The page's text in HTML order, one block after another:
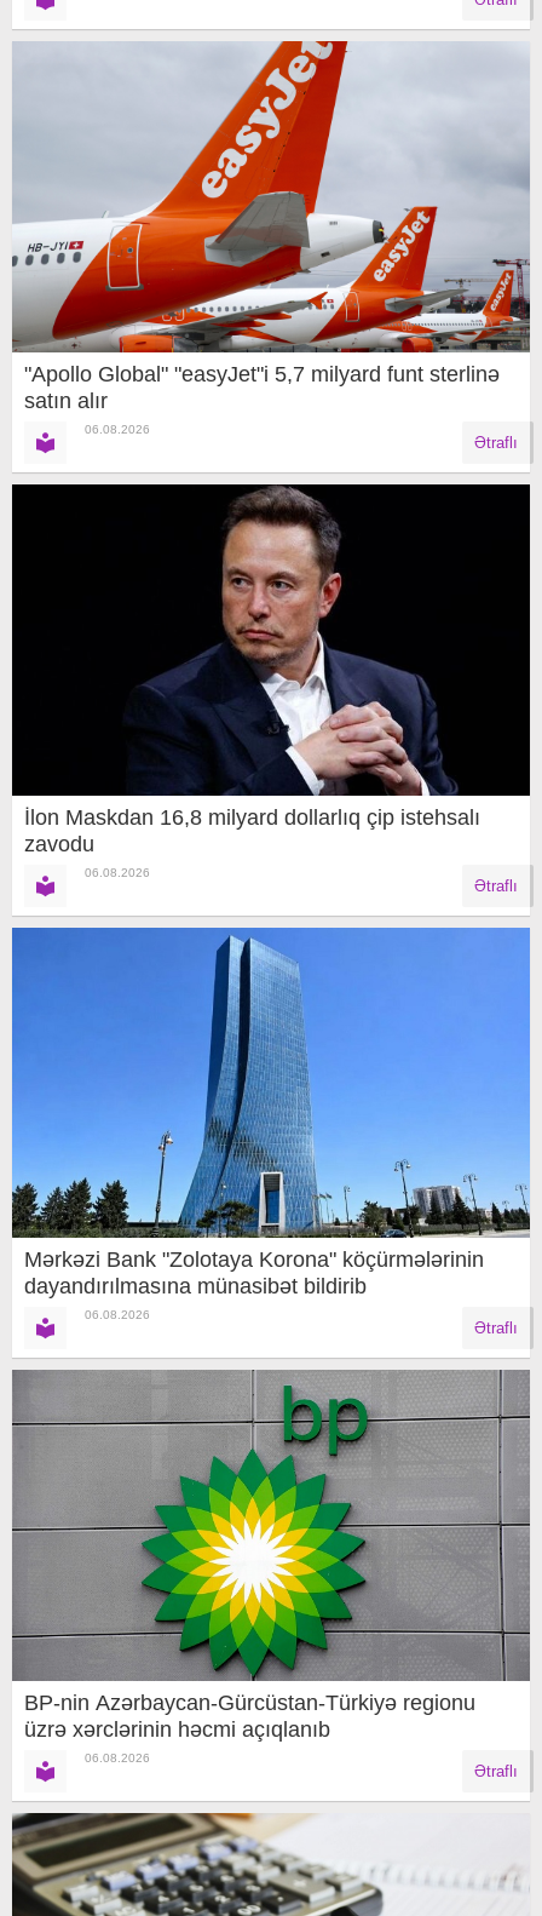
"Apollo Global" "easyJet"i 5,7 milyard funt sterlinə
satın alır
06.08.2026
Ətraflı
İlon Maskdan 16,8 milyard dollarlıq çip istehsalı
zavodu
06.08.2026
Ətraflı
Mərkəzi Bank "Zolotaya Korona" köçürmələrinin
dayandırılmasına münasibət bildirib
06.08.2026
Ətraflı
BP-nin Azərbaycan-Gürcüstan-Türkiyə regionu
üzrə xərclərinin həcmi açıqlanıb
06.08.2026
Ətraflı